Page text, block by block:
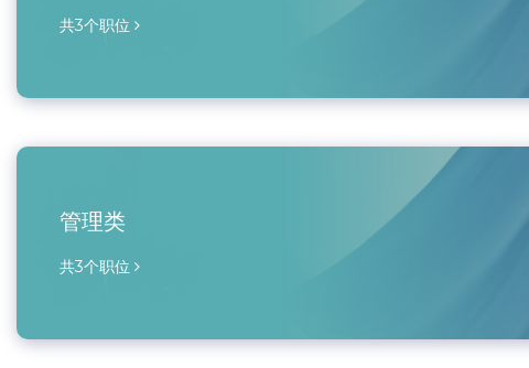
共3个职位
管理类
共3个职位